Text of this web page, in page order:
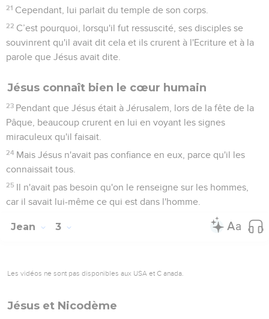
21 Cependant, lui parlait du temple de son corps.
22 C’est pourquoi, lorsqu'il fut ressuscité, ses disciples se
souvinrent qu'il avait dit cela et ils crurent à l'Ecriture et à la
parole que Jésus avait dite.
Jésus connaît bien le cœur humain
23 Pendant que Jésus était à Jérusalem, lors de la fête de la
Pâque, beaucoup crurent en lui en voyant les signes
miraculeux qu'il faisait.
24 Mais Jésus n'avait pas confiance en eux, parce qu'il les
connaissait tous.
25 Il n'avait pas besoin qu'on le renseigne sur les hommes,
car il savait lui-même ce qui est dans l'homme.
Jean 3
Les vidéos ne sont pas disponibles aux USA et C anada.
Jésus et Nicodème